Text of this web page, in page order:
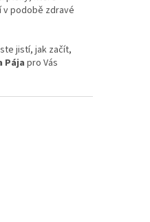
v podobě zdravé
jistí, jak začít,
Pája pro Vás